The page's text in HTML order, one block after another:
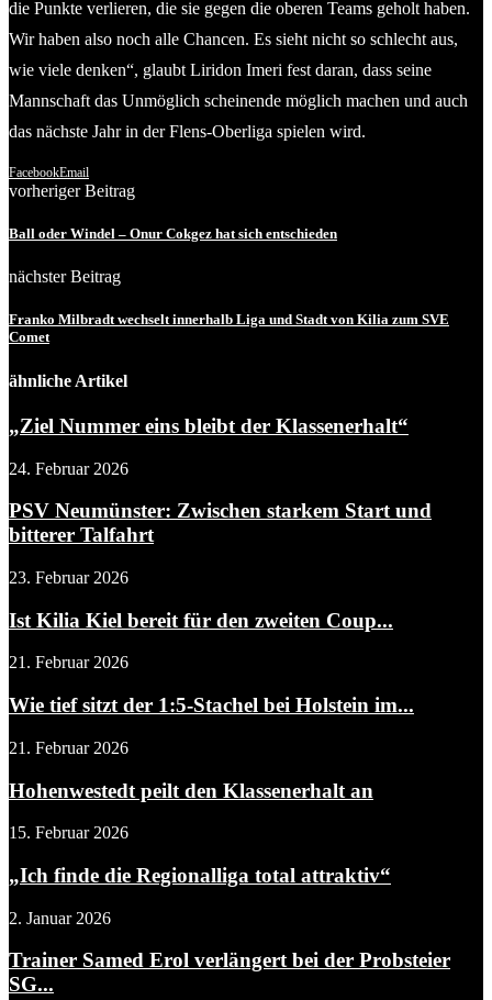
die Punkte verlieren, die sie gegen die oberen Teams geholt haben.
Wir haben also noch alle Chancen. Es sieht nicht so schlecht aus,
wie viele denken“, glaubt Liridon Imeri fest daran, dass seine
Mannschaft das Unmöglich scheinende möglich machen und auch
das nächste Jahr in der Flens-Oberliga spielen wird.
FacebookEmail
vorheriger Beitrag
Ball oder Windel – Onur Cokgez hat sich entschieden
nächster Beitrag
Franko Milbradt wechselt innerhalb Liga und Stadt von Kilia zum SVE
Comet
ähnliche Artikel
„Ziel Nummer eins bleibt der Klassenerhalt“
24. Februar 2026
PSV Neumünster: Zwischen starkem Start und
bitterer Talfahrt
23. Februar 2026
Ist Kilia Kiel bereit für den zweiten Coup...
21. Februar 2026
Wie tief sitzt der 1:5-Stachel bei Holstein im...
21. Februar 2026
Hohenwestedt peilt den Klassenerhalt an
15. Februar 2026
„Ich finde die Regionalliga total attraktiv“
2. Januar 2026
Trainer Samed Erol verlängert bei der Probsteier
SG...